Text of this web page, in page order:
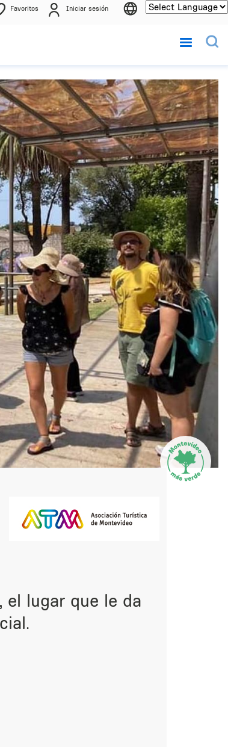
Favoritos Iniciar sesión
el lugar que le da